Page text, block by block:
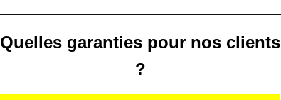
Quelles garanties pour nos clients
?